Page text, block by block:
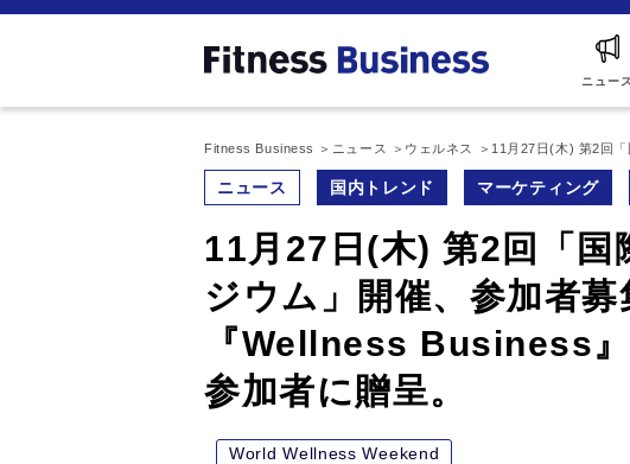
ニュース
Fitness Business ニュース ウェルネス 11月27日(木) 第2回
ニュース 国内トレンド マーケティング
11月27日(木) 第2回「国
ジウム」開催、参加者募
『Wellness Business
参加者に贈呈。
World Wellness Weekend